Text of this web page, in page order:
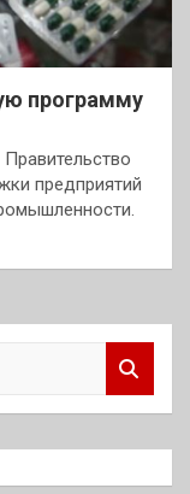
программу
предприятий